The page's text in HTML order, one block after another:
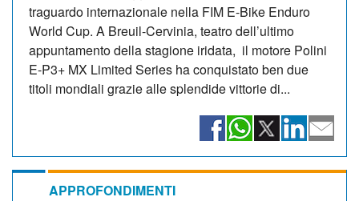
traguardo internazionale nella FIM E-Bike Enduro
World Cup. A Breuil-Cervinia, teatro dell’ultimo
appuntamento della stagione iridata, il motore Polini
E-P3+ MX Limited Series ha conquistato ben due
titoli mondiali grazie alle splendide vittorie di...
APPROFONDIMENTI